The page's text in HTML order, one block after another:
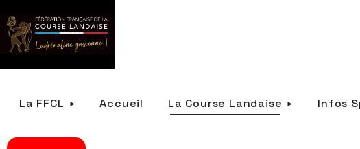
La FFCL Accueil La Course Landaise Infos